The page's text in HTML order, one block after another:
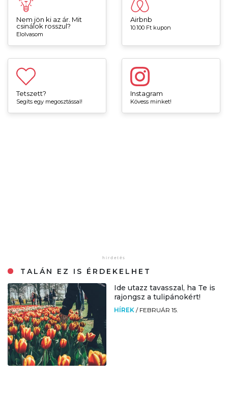
Nem jön ki az ár. Mit
csinálok rosszul?
Elolvasom
Airbnb
10.100 Ft kupon
Tetszett?
Segíts egy megosztással!
Instagram
Kövess minket!
TALÁN EZ IS ÉRDEKELHET
Ide utazz tavasszal, ha Te is
rajongsz a tulipánokért!
HÍREK / FEBRUÁR 15.